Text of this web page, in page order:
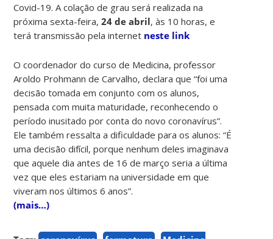
Covid-19. A colação de grau será realizada na
próxima sexta-feira,24 de abril, às 10 horas, e
terá transmissão pela internet neste link
O coordenador do curso de Medicina, professor
Aroldo Prohmann de Carvalho, declara que “foi uma
decisão tomada em conjunto com os alunos,
pensada com muita maturidade, reconhecendo o
período inusitado por conta do novo coronavírus”.
Ele também ressalta a dificuldade para os alunos: “É
uma decisão difícil, porque nenhum deles imaginava
que aquele dia antes de 16 de março seria a última
vez que eles estariam na universidade em que
viveram nos últimos 6 anos”.
(mais…)